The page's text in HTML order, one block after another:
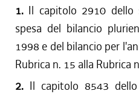
1. Il capitolo 2910 dello
spesa del bilancio
1998 e del bilancio per
Rubrica n. 15 alla Rubrica
2. Il capitolo 8543